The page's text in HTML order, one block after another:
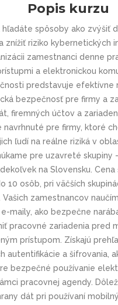
Popis kurzu
hľadáte spôsoby ako zvýšiť
znížiť riziko kybernetických
zamestnanci denne
a elektronickou
predstavuje efektívne
bezpečnosť pre firmy a
firemných účtov a
navrhnuté pre firmy, ktoré
ľudí na reálne riziká v
pre uzavreté skupiny
na Slovensku. Cena
10 osôb, pri väčších
Vašich zamestnancov
maily, ako bezpečne
pracovné zariadenia pred
prístupom. Získajú
autentifikácie a šifrovania,
bezpečné používanie
pracovnej agendy.
dát pri používaní